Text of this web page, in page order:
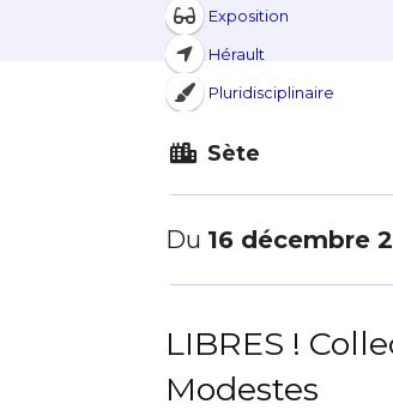
Exposition
Hérault
Pluridisciplinaire
Sète
Du 16 décembre
LIBRES !
Modestes